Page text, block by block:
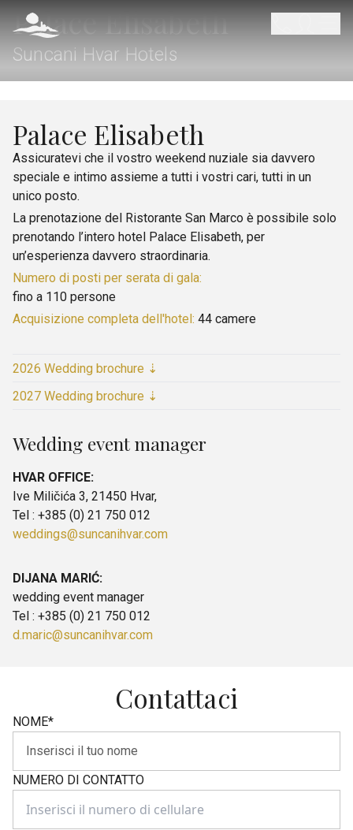
Palace Elisabeth
Suncani Hvar Hotels
Palace Elisabeth
Assicuratevi che il vostro weekend nuziale sia davvero
speciale e intimo assieme a tutti i vostri cari, tutti in un
unico posto.
La prenotazione del Ristorante San Marco è possibile solo
prenotando l’intero hotel Palace Elisabeth, per
un’esperienza davvero straordinaria.
Numero di posti per serata di gala:
fino a 110 persone
Acquisizione completa dell'hotel: 44 camere
2026 Wedding brochure ⇣
2027 Wedding brochure ⇣
Wedding event manager
HVAR OFFICE:
Ive Miličića 3, 21450 Hvar,
Tel : +385 (0) 21 750 012
weddings@suncanihvar.com
DIJANA MARIĆ:
wedding event manager
Tel : +385 (0) 21 750 012
d.maric@suncanihvar.com
Contattaci
NOME*
NUMERO DI CONTATTO